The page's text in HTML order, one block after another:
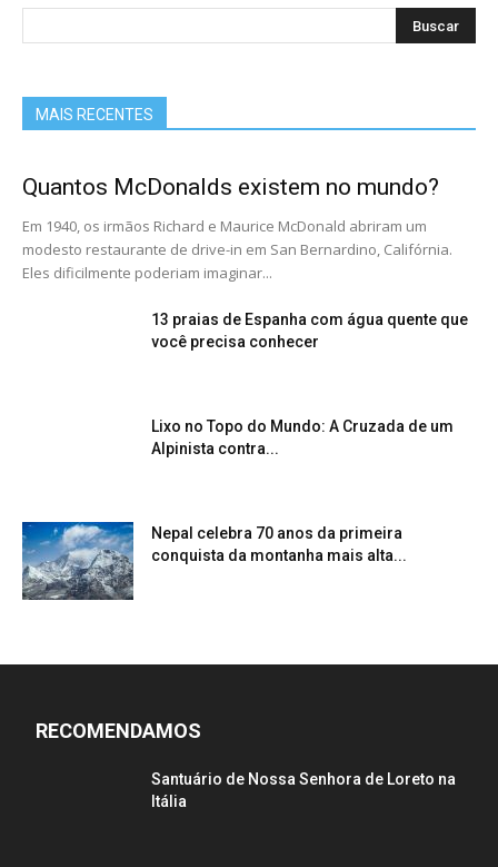
MAIS RECENTES
Quantos McDonalds existem no mundo?
Em 1940, os irmãos Richard e Maurice McDonald abriram um
modesto restaurante de drive-in em San Bernardino, Califórnia.
Eles dificilmente poderiam imaginar...
13 praias de Espanha com água quente que
você precisa conhecer
Lixo no Topo do Mundo: A Cruzada de um
Alpinista contra...
Nepal celebra 70 anos da primeira
conquista da montanha mais alta...
RECOMENDAMOS
Santuário de Nossa Senhora de Loreto na
Itália